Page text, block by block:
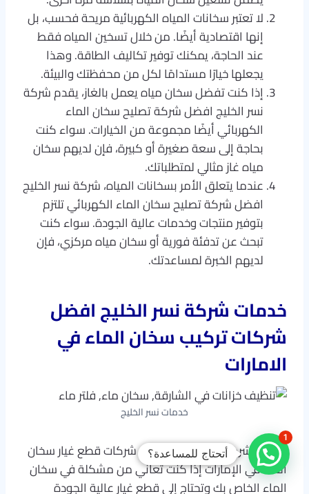
لا تعتبر سخانات المياه الكهربائية مريحة فحسب، بل
إنها اقتصادية أيضًا. من خلال تسخين المياه فقط
عند الحاجة، يمكنك توفير تكاليف الطاقة. وهذا
يجعلها خيارًا مستدامًا لكل من محفظتك والبيئة.
إذا كنت تفضل سخان مياه يعمل بالغاز، يقدم شركة
نسر الخليج افضل شركة تصليح سخان الماء
الكهربائي أيضًا مجموعة من الخيارات. سواء كنت
بحاجة إلى سعة صغيرة أو كبيرة، فإن لديهم سخان
مياه غاز مثالي لمتطلباتك.
عندما يتعلق الأمر بسخانات المياه، شركة نسر الخليج
افضل شركة تصليح سخان الماء الكهربائي تلتزم
بتوفير منتجات وخدمات عالية الجودة. سواء كنت
تبحث عن تدفئة فورية أو سخان مياه مركزي، فإن
لديهم الخبرة لمساعدتك.
خدمات شركة نسر الخليج افضل
شركات تركيب سخان الماء في
الامارات
خدمات نسر الخليج
خدمات شركة نسر الخليج: أفضل شركات قطع غيار سخان
الماء في الإمارات إذا كنت تعاني من مشكلة في سخان
الماء الخاص بك وتحتاج إلى قطع غيار عالية الجودة
أتحتاج للمساعدة؟
1